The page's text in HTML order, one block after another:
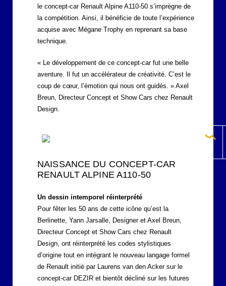
le concept-car Renault Alpine A110-50 s’imprègne de
la compétition. Ainsi, il bénéficie de toute l’expérience
acquise avec Mégane Trophy en reprenant sa base
technique.
« Le développement de ce concept-car fut une belle
aventure. Il fut un accélérateur de créativité. C’est le
coup de cœur, l’émotion qui nous ont guidés. » Axel
Breun, Directeur Concept et Show Cars chez Renault
Design.
NAISSANCE DU CONCEPT-CAR
RENAULT ALPINE A110-50
Un dessin intemporel réinterprété
Pour fêter les 50 ans de cette icône qu’est la
Berlinette, Yann Jarsalle, Designer et Axel Breun,
Directeur Concept et Show Cars chez Renault
Design, ont réinterprété les codes stylistiques
d’origine tout en intégrant le nouveau langage formel
de Renault initié par Laurens van den Acker sur le
concept-car DEZIR et bientôt décliné sur les futures